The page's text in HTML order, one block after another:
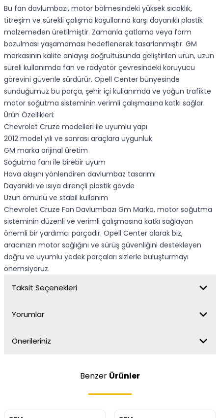
Bu fan davlumbazı, motor bölmesindeki yüksek sıcaklık,
titreşim ve sürekli çalışma koşullarına karşı dayanıklı plastik
malzemeden üretilmiştir. Zamanla çatlama veya form
bozulması yaşamaması hedeflenerek tasarlanmıştır. GM
markasının kalite anlayışı doğrultusunda geliştirilen ürün, uzun
süreli kullanımda fan ve radyatör çevresindeki koruyucu
görevini güvenle sürdürür. Opell Center bünyesinde
sunduğumuz bu parça, şehir içi kullanımda ve yoğun trafikte
motor soğutma sisteminin verimli çalışmasına katkı sağlar.
Ürün Özellikleri:
Chevrolet Cruze modelleri ile uyumlu yapı
2012 model yılı ve sonrası araçlara uygunluk
GM marka orijinal üretim
Soğutma fanı ile birebir uyum
Hava akışını yönlendiren davlumbaz tasarımı
Dayanıklı ve ısıya dirençli plastik gövde
Uzun ömürlü ve stabil kullanım
Chevrolet Cruze Fan Davlumbazı Gm Marka, motor soğutma
sisteminin düzenli ve verimli çalışmasına katkı sağlayan
önemli bir yardımcı parçadır. Opell Center olarak biz,
aracınızın motor sağlığını ve sürüş güvenliğini destekleyen
doğru ve uyumlu yedek parçaları sizlerle buluşturmayı
önemsiyoruz.
Taksit Seçenekleri
Yorumlar
Önerileriniz
Benzer Ürünler